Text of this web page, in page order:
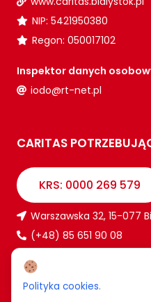
NIP: 5421950380
Regon: 050017102
Inspektor danych
iodo@rt-net.pl
CARITAS
KRS: 0000 269 579
Warszawska 32, 15-077
(+48) 85 651 90 08
bialystok@caritas.pl
Polityka cookies.